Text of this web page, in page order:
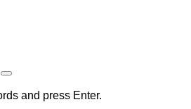
and press Enter.